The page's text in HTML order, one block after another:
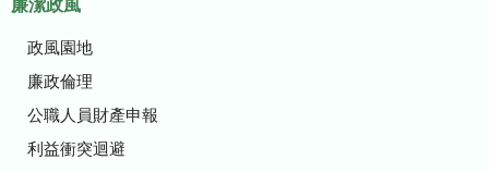
廉潔政風
政風園地
廉政倫理
公職人員財產申報
利益衝突迴避